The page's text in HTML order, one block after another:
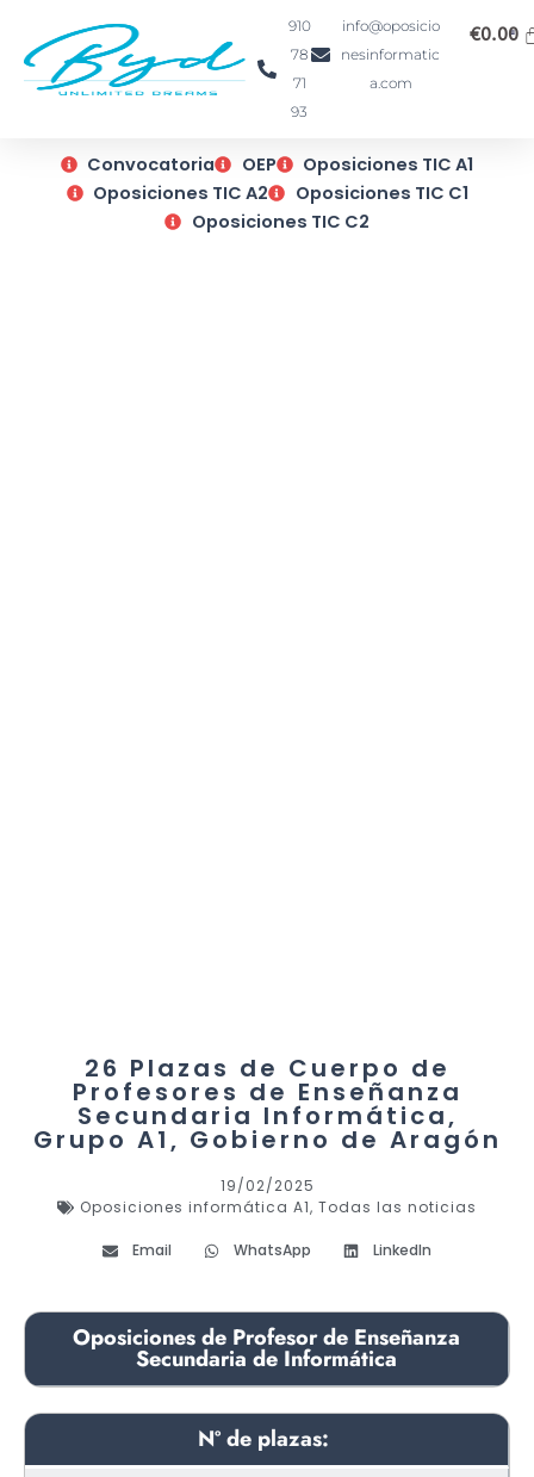
contenido
910
78
71
93
info@oposicio
nesinformatic
a.com
€0.00
Convocatoria OEP
Oposiciones TIC A1
Oposiciones TIC A2
Oposiciones TIC C1
Oposiciones TIC C2
26 Plazas de Cuerpo de
Profesores de Enseñanza
Secundaria Informática,
Grupo A1, Gobierno de Aragón
19/02/2025
Oposiciones informática A1, Todas las noticias
Email WhatsApp LinkedIn
Oposiciones de Profesor de Enseñanza
Secundaria de Informática
Nº de plazas: